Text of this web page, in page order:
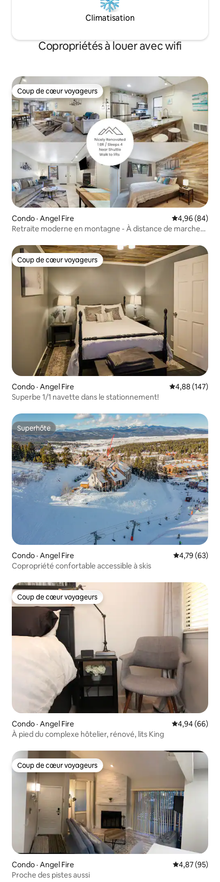
Climatisation
Copropriétés à louer avec wifi
Coup de cœur voyageurs
Coup de cœur voyageurs
Condo · Angel Fire Note
4,96 (84)
Retraite moderne en montagne - À distance de marche
Coup de cœur voyageurs
Coup de cœur voyageurs
Condo · Angel Fire Note
4,88 (147)
Superbe 1/1 navette dans le stationnement!
Superhôte
Superhôte
Condo · Angel Fire Note
4,79 (63)
Copropriété confortable accessible à skis
Coup de cœur voyageurs
Coup de cœur voyageurs
Condo · Angel Fire Note
4,94 (66)
À pied du complexe hôtelier, rénové, lits King
Coup de cœur voyageurs
Coup de cœur voyageurs
Condo · Angel Fire Note
4,87 (95)
Proche des pistes aussi